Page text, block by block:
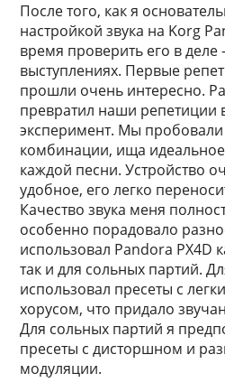
После того, как я
настройкой звука на Korg
время проверить его в деле
выступлениях. Первые
прошли очень интересно.
превратил наши репетиции
эксперимент. Мы
комбинации, ища
каждой песни. Устройство
удобное, его легко
Качество звука меня
особенно порадовало
использовал Pandora PX4D
так и для сольных партий.
использовал пресеты с
хорусом, что придало
Для сольных партий я
пресеты с дисторшном и
модуляции.